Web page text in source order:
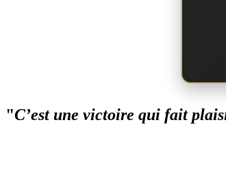
"C’est une victoire qui fait